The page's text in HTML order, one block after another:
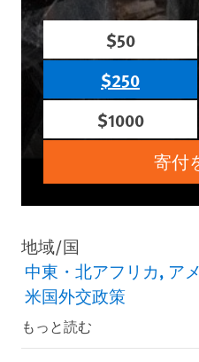
$50
$250
$1000
寄付
地域/国
中東・北アフリカ ア
米国外交政策
もっと読む